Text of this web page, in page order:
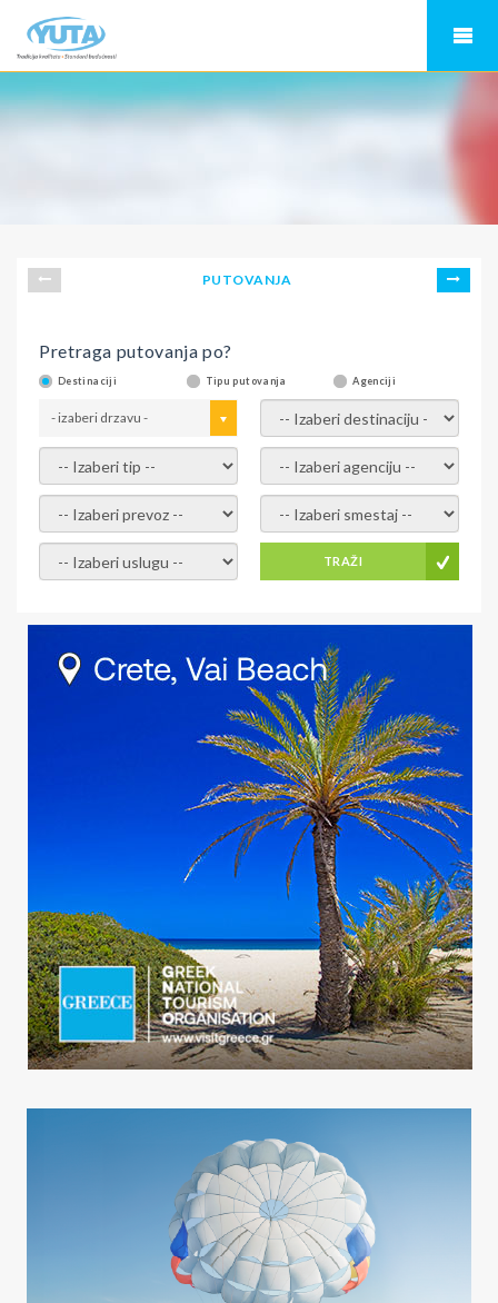
PUTOVANJA
Pretraga putovanja po?
Destinaciji Tipu putovanja Agenciji
- izaberi drzavu - - izaberi destinaciju -
- izaberi tip - - izaberi agenciju -
- izaberi prevoz - - Izaberite smestaj -
- Izaberite uslugu - TRAŽI